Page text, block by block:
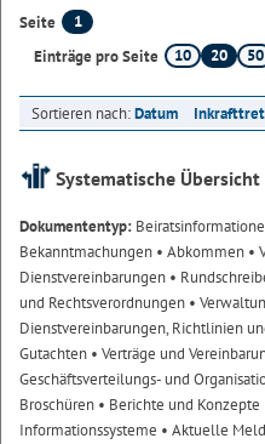
Seite
1
Einträge pro Seite
10 20 50
Sortieren nach:Datum
Systematische Übersicht
Dokumententyp:
Bekanntmachungen • Abkommen •
Dienstvereinbarungen •
und Rechtsverordnungen •
Dienstvereinbarungen, Richtlinien
Gutachten • Verträge und
Geschäftsverteilungs- und
Broschüren • Berichte und Konzepte
Informationssysteme • Aktuelle